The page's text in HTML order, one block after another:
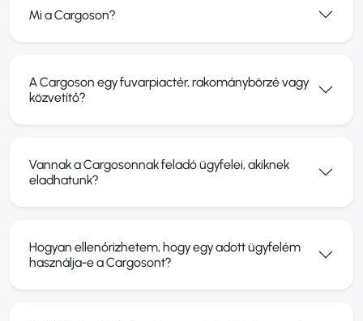
Mi a Cargoson?
A Cargoson egy fuvarpiactér, rakománybörzé vagy
közvetítő?
Vannak a Cargosonnak feladó ügyfelei, akiknek
eladhatunk?
Hogyan ellenőrizhetem, hogy egy adott ügyfelém
használja-e a Cargosont?